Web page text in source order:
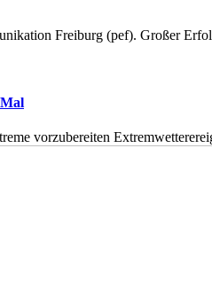
Freiburg (pef). Großer
vorzubereiten